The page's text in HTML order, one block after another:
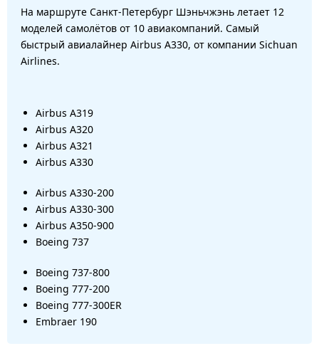
На маршруте Санкт-Петербург Шэньчжэнь летает 12
моделей самолётов от 10 авиакомпаний. Самый
быстрый авиалайнер Airbus A330, от компании Sichuan
Airlines.
Airbus A319
Airbus A320
Airbus A321
Airbus A330
Airbus A330-200
Airbus A330-300
Airbus A350-900
Boeing 737
Boeing 737-800
Boeing 777-200
Boeing 777-300ER
Embraer 190